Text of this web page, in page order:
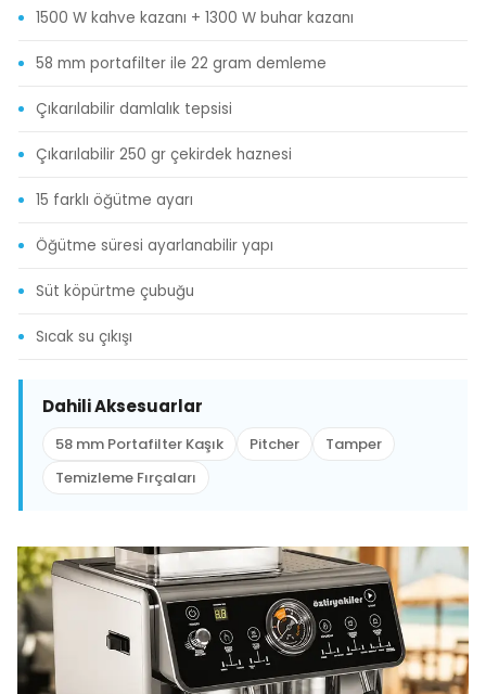
1500 W kahve kazanı + 1300 W buhar kazanı
58 mm portafilter ile 22 gram demleme
Çıkarılabilir damlalık tepsisi
Çıkarılabilir 250 gr çekirdek haznesi
15 farklı öğütme ayarı
Öğütme süresi ayarlanabilir yapı
Süt köpürtme çubuğu
Sıcak su çıkışı
Dahili Aksesuarlar
58 mm Portafilter Kaşık Pitcher
Tamper
Temizleme Fırçaları